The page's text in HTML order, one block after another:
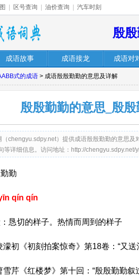
区号查询 油价查询 汽车时刻
殷
成语故事 成语接龙 成语对
式的成语 > 成语殷殷勤勤的意思及详解
殷殷勤勤的意思_殷
（chengyu.sdpy.net）提供成语殷殷勤勤的意思
等详细信息。访问地址：http://chengyu.sdpy.net/
勤
qín qín
恳切的样子。热情而周到的样子
濛初《初刻拍案惊奇》第18卷：“又
雪芹《红楼梦》第十回：“殷殷勤勤